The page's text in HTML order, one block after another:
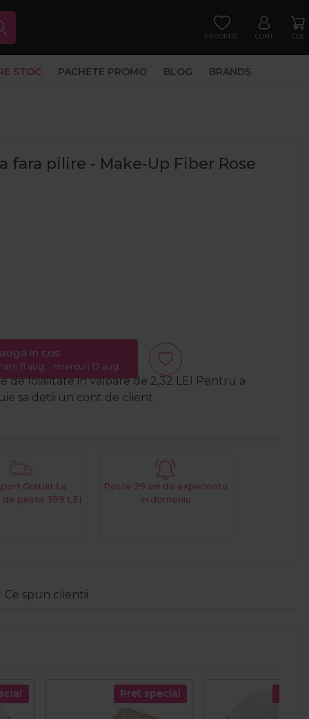
FAVORITE CONT COS
STOC PACHETE PROMO BLOG BRANDS
fara pilire - Make-Up Fiber Rose
in cos
11 aug. - miercuri 12 aug.
de loialitate in valoare de 2,32 LEI Pentru a
sa detii un cont de client.
Gratuit La
de peste 399 LEI
Peste 29 ani de experienta
in domeniu
Ce spun clientii
Pret special